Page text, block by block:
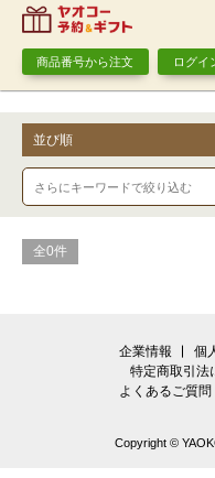
商品番号から注文 ログイ
並び順
全0件
企業情報 個
特定商取引法
よくあるご質問
Copyright ©